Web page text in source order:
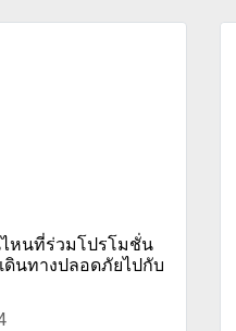
ไหนที่ร่วมโปรโมชั่น
ดินทางปลอดภัยไปกับ